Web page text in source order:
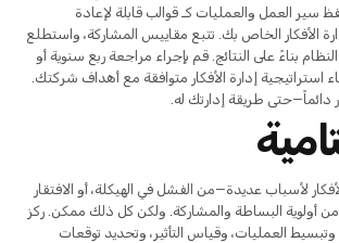
سير العمل والعمليات كـ قوالب قابلة لإعادة
الأفكار الخاص بك. تتبع مقاييس المشاركة، واستطلع
بناءً على النتائج. قم بإجراء مراجعة ربع سنوية أو
إدارة الأفكار متوافقة مع أهداف شركتك.
دائماً—حتى طريقة إدارتك له.
لأسباب عديدة—من الفشل في الهيكلة، أو الافتقار
من أولوية البساطة والمشاركة. ولكن كل ذلك ممكن. ركز
العمليات، وقياس التأثير، وتحديد توقعات